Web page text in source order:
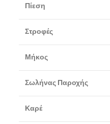
Πίεση
Στροφές
Μήκος
Σωλήνας Παροχής
Καρέ